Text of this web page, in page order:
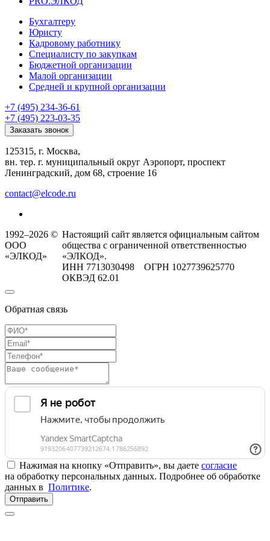
Бухгалтеру
Юристу
Кадровому работнику
Специалисту по закупкам
Бюджетной организации
Малой организации
Средней и крупной организации
+7 (495) 234-36-61
+7 (495) 223-03-35
Заказать звонок
125315, г. Москва,
вн. тер. г. муниципальный округ Аэропорт, проспект
Ленинградский, дом 68, строение 16
contact@elcode.ru
1992–2026 ©
ООО
«ЭЛКОД»
Настоящий сайт является официальным сайтом
общества с ограниченной ответственностью
«ЭЛКОД».
ИНН 7713030498 ОГРН 1027739625770
ОКВЭД 62.01
Обратная связь
Нажимая на кнопку «Отправить», вы даете согласие
на обработку персональных данных. Подробнее об обработке
данных в Политике.
Отправить